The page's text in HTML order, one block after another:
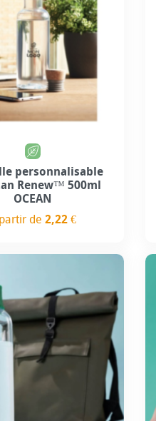
personnalisable
Renew™ 500ml
OCEAN
de2,22 €